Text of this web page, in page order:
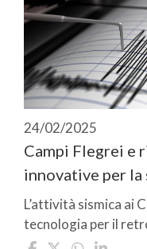
24/02/2025
Campi Flegrei e
innovative per
L’attività sismica ai
tecnologia per il